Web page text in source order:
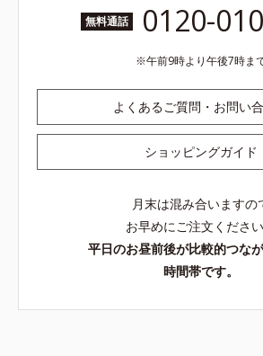
無料通話 0120-
午前9時より午後7時ま
よくあるご質問・お問い
ショッピングガイド
月末は混み合いますの
お早めにご注文ください
平日のお昼前後が比較的つな
時間帯です。